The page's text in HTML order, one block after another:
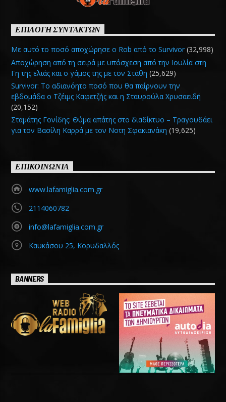
ΕΠΙΛΟΓΗ ΣΥΝΤΑΚΤΩΝ
Με αυτό το ποσό αποχώρησε ο Rob από το Survivor (32,998)
Αποχώρηση από τη σειρά με υπόσχεση από την Ιουλία στη
Γη της ελιάς και ο γάμος της με τον Στάθη (25,629)
Survivor: Το αδιανόητο ποσό που θα παίρνουν την
εβδομάδα ο Τζέιμς Καφετζής και η Σταυρούλα Χρυσαειδή
(20,152)
Σταμάτης Γονίδης: Θύμα απάτης στο διαδίκτυο – Τραγουδάει
για τον Βασίλη Καρρά με τον Νοτη Σφακιανάκη (19,625)
ΕΠΙΚΟΙΝΩΝΙΑ
www.lafamiglia.com.gr
2114060782
info@lafamiglia.com.gr
Καυκάσου 25, Κορυδαλλός
BANNERS